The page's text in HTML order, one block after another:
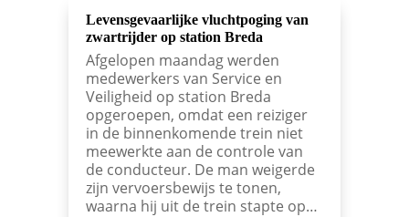
Levensgevaarlijke vluchtpoging van
zwartrijder op station Breda
Afgelopen maandag werden
medewerkers van Service en
Veiligheid op station Breda
opgeroepen, omdat een reiziger
in de binnenkomende trein niet
meewerkte aan de controle van
de conducteur. De man weigerde
zijn vervoersbewijs te tonen,
waarna hij uit de trein stapte op…